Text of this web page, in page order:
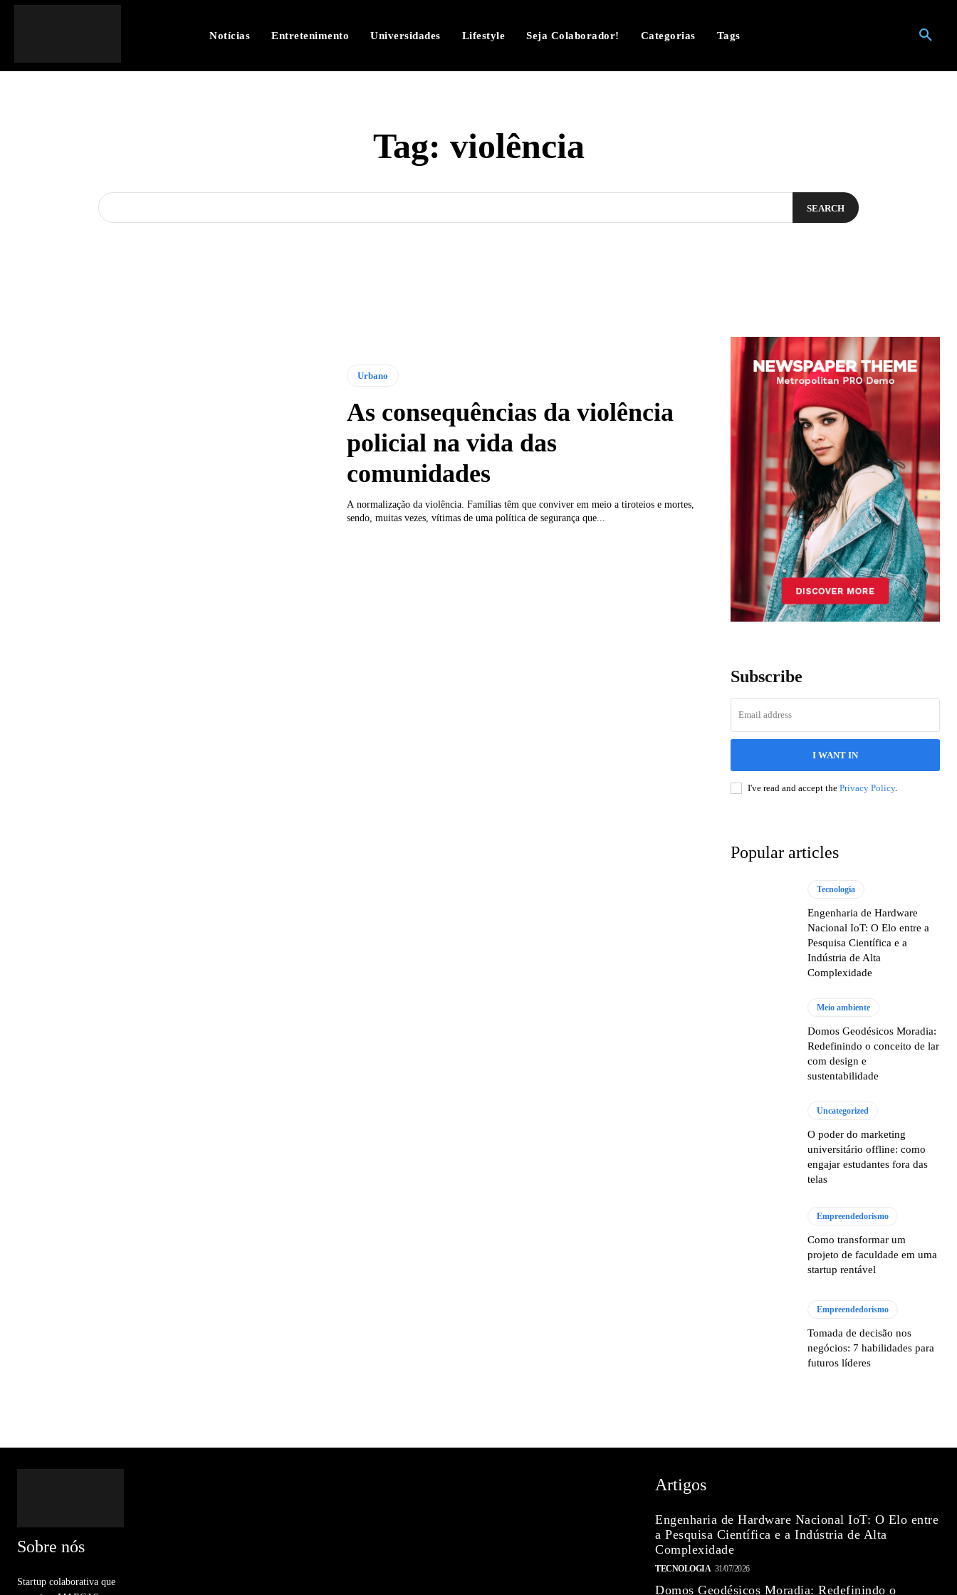
Notícias Entretenimento Universidades Lifestyle Seja Colaborador! Categorias Tags
Tag: violência
SEARCH
Urbano
As consequências da violência
policial na vida das
comunidades
A normalização da violência. Famílias têm que conviver em meio a tiroteios e mortes,
sendo, muitas vezes, vítimas de uma política de segurança que...
Subscribe
I WANT IN
I've read and accept the Privacy Policy.
Popular articles
Tecnologia
Engenharia de Hardware
Nacional IoT: O Elo entre a
Pesquisa Científica e a
Indústria de Alta
Complexidade
Meio ambiente
Domos Geodésicos Moradia:
Redefinindo o conceito de lar
com design e
sustentabilidade
Uncategorized
O poder do marketing
universitário offline: como
engajar estudantes fora das
telas
Empreendedorismo
Como transformar um
projeto de faculdade em uma
startup rentável
Empreendedorismo
Tomada de decisão nos
negócios: 7 habilidades para
futuros líderes
Sobre nós
Startup colaborativa que
Artigos
Engenharia de Hardware Nacional IoT: O Elo entre
a Pesquisa Científica e a Indústria de Alta
Complexidade
TECNOLOGIA 31/07/2026
Domos Geodésicos Moradia: Redefinindo o